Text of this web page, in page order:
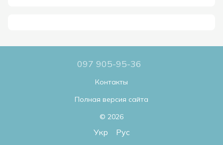
097 905-95-36
Контакты
Полная версия сайта
© 2026
Укр Рус